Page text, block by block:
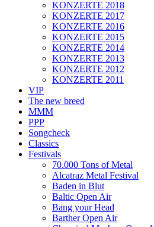
KONZERTE 2018
KONZERTE 2017
KONZERTE 2016
KONZERTE 2015
KONZERTE 2014
KONZERTE 2013
KONZERTE 2012
KONZERTE 2011
VIP
The new breed
MMM
PPP
Songcheck
Classics
Festivals
70.000 Tons of Metal
Alcatraz Metal Festival
Baden in Blut
Baltic Open Air
Bang your Head
Barther Open Air